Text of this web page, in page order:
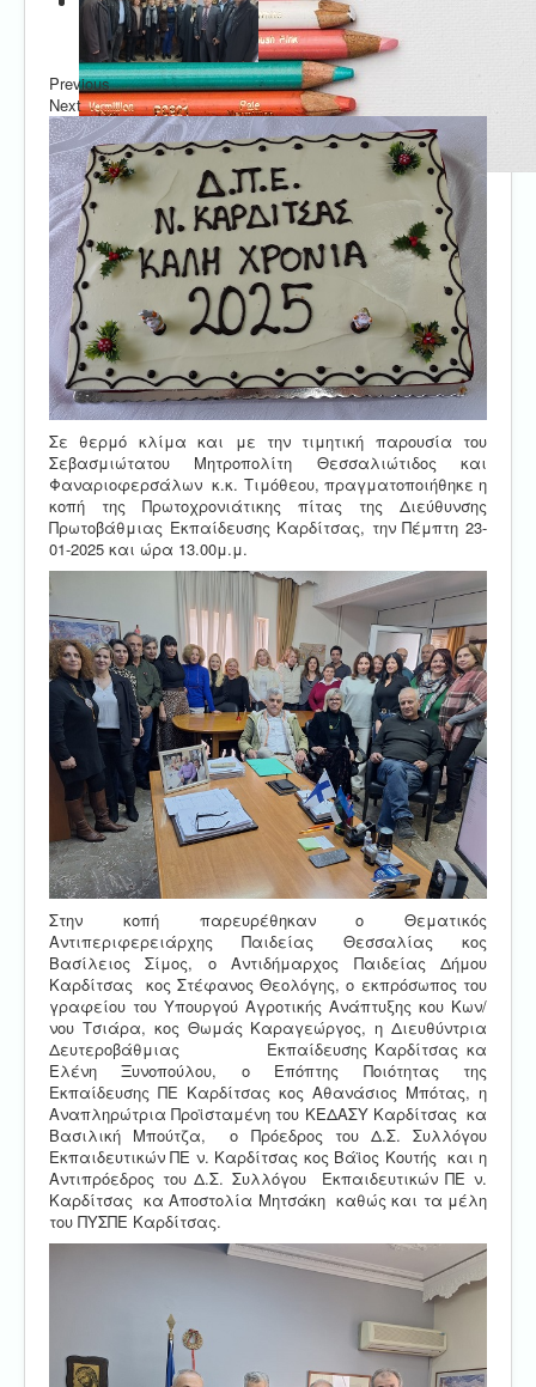
Previous
Next
Σε θερμό κλίμα και με την τιμητική παρουσία του
Σεβασμιώτατου Μητροπολίτη Θεσσαλιώτιδος και
Φαναριοφερσάλων κ.κ. Τιμόθεου, πραγματοποιήθηκε η
κοπή της Πρωτοχρονιάτικης πίτας της Διεύθυνσης
Πρωτοβάθμιας Εκπαίδευσης Καρδίτσας, την Πέμπτη 23-
01-2025 και ώρα 13.00μ.μ.
Στην κοπή παρευρέθηκαν ο Θεματικός
Αντιπεριφερειάρχης Παιδείας Θεσσαλίας κος
Βασίλειος Σίμος, ο Αντιδήμαρχος Παιδείας Δήμου
Καρδίτσας κος Στέφανος Θεολόγης, ο εκπρόσωπος του
γραφείου του Υπουργού Αγροτικής Ανάπτυξης κου Κων/
νου Τσιάρα, κος Θωμάς Καραγεώργος, η Διευθύντρια
Δευτεροβάθμιας Εκπαίδευσης Καρδίτσας κα
Ελένη Ξυνοπούλου, ο Επόπτης Ποιότητας της
Εκπαίδευσης ΠΕ Καρδίτσας κος Αθανάσιος Μπότας, η
Αναπληρώτρια Προϊσταμένη του ΚΕΔΑΣΥ Καρδίτσας κα
Βασιλική Μπούτζα, ο Πρόεδρος του Δ.Σ. Συλλόγου
Εκπαιδευτικών ΠΕ ν. Καρδίτσας κος Βάϊος Κουτής και η
Αντιπρόεδρος του Δ.Σ. Συλλόγου Εκπαιδευτικών ΠΕ ν.
Καρδίτσας κα Αποστολία Μητσάκη καθώς και τα μέλη
του ΠΥΣΠΕ Καρδίτσας.